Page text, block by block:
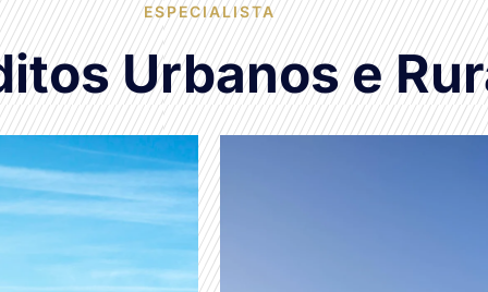
ESPECIALISTA
Urbanos e